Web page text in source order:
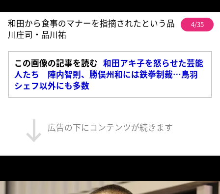
和田から食事のマナーを指摘されたという品
川庄司・品川祐
4/35
この画像の記事を読む 和田アキ子を怒らせた芸能
人たち 陣内智則、勝俣州和には鉄拳制裁…鳥羽
シェフ以外にも多数
広告の下にコンテンツが続きます